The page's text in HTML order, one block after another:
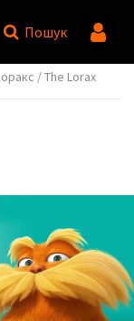
Пошук
/ The Lorax